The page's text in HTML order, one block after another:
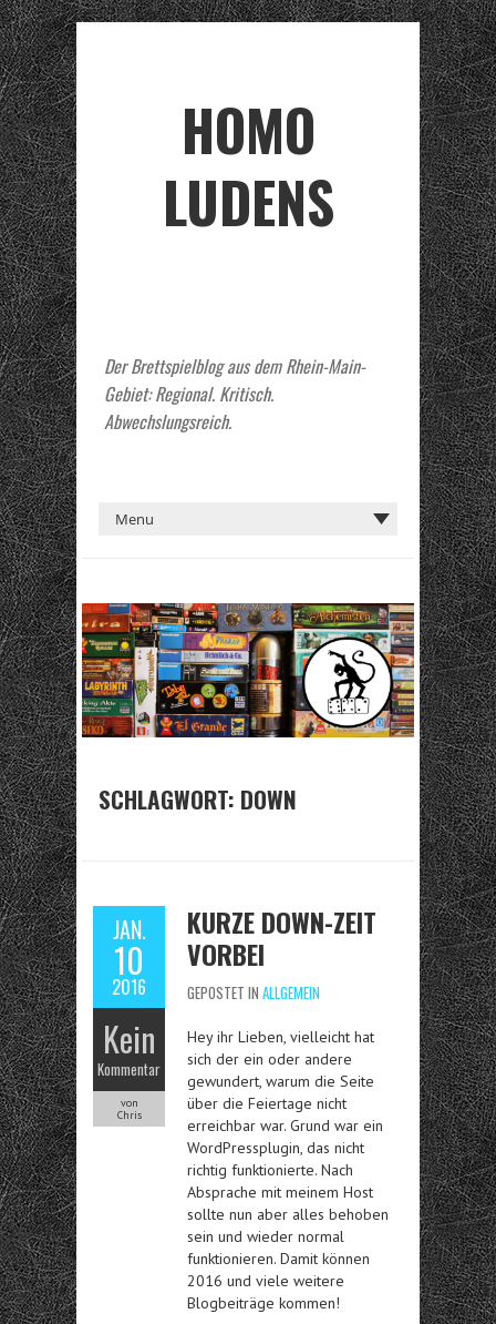
HOMO
LUDENS
Der Brettspielblog aus dem Rhein-Main-
Gebiet: Regional. Kritisch.
Abwechslungsreich.
SCHLAGWORT: DOWN
JAN.
10
2016
Kein
Kommentar
von
Chris
KURZE DOWN-ZEIT
VORBEI
GEPOSTET IN ALLGEMEIN
Hey ihr Lieben, vielleicht hat
sich der ein oder andere
gewundert, warum die Seite
über die Feiertage nicht
erreichbar war. Grund war ein
WordPressplugin, das nicht
richtig funktionierte. Nach
Absprache mit meinem Host
sollte nun aber alles behoben
sein und wieder normal
funktionieren. Damit können
2016 und viele weitere
Blogbeiträge kommen!